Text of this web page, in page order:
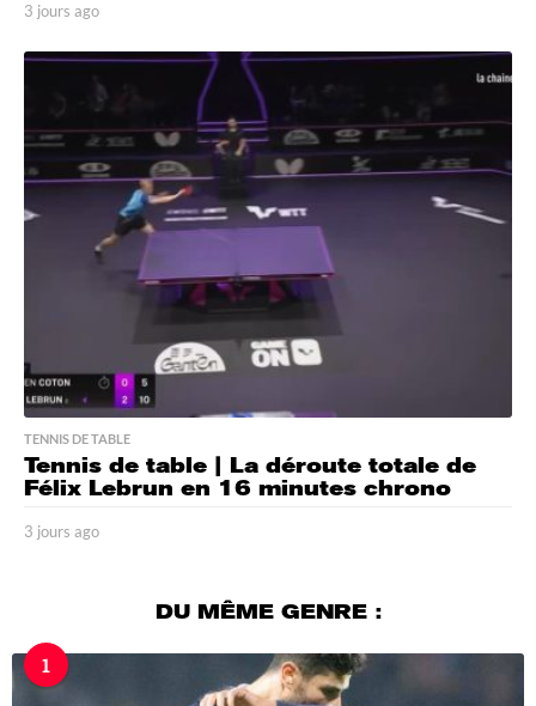
3 jours ago
o
r
g
TENNIS DE TABLE
Tennis de table | La déroute totale de
Félix Lebrun en 16 minutes chrono
3 jours ago
DU MÊME GENRE :
1